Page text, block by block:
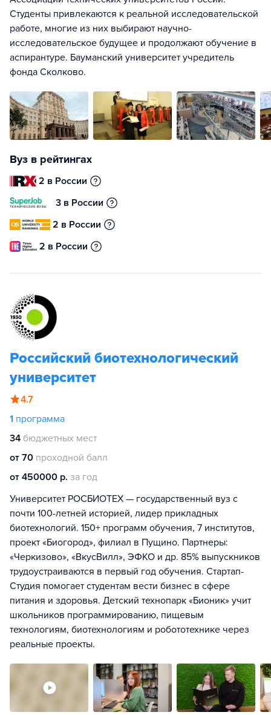
Студенты привлекаются к реальной исследовательской
работе, многие из них выбирают научно-
исследовательское будущее и продолжают обучение в
аспирантуре. Бауманский университет учредитель
фонда Сколково.
Вуз в рейтингах
2 в России
3 в России
2 в России
2 в России
Российский биотехнологический
университет
4.7
1 программа
34 бюджетных мест
от 70 проходной балл
от 450000 р. за год
Университет РОСБИОТЕХ — государственный вуз с
почти 100-летней историей, лидер прикладных
биотехнологий. 150+ программ обучения, 7 институтов,
проект «Биогород», филиал в Пущино. Партнеры:
«Черкизово», «ВкусВилл», ЭФКО и др. 85% выпускников
трудоустраиваются в первый год обучения. Стартап-
Студия помогает студентам вести бизнес в сфере
питания и здоровья. Детский технопарк «Бионик» учит
школьников программированию, пищевым
технологиям, биотехнологиям и робототехнике через
реальные проекты.